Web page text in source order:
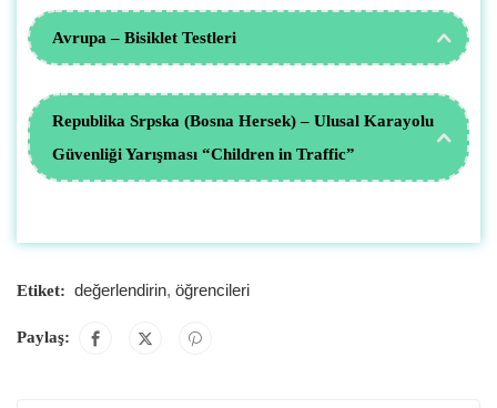
Avrupa – Bisiklet Testleri
Republika Srpska (Bosna Hersek) – Ulusal Karayolu
Güvenliği Yarışması “Children in Traffic”
Etiket: değerlendirin, öğrencileri
Paylaş: